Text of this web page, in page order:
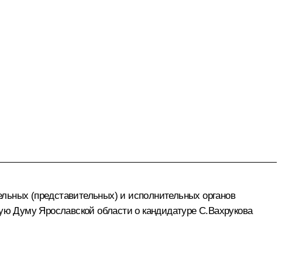
(представительных) и исполнительных органов
Думу Ярославской области о кандидатуре С.Вахрукова